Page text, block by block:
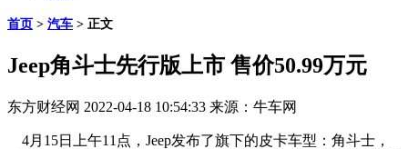
首页 > 汽车 > 正文
Jeep角斗士先行版上市 售价50.99万元
东方财经网 2022-04-18 10:54:33 来源：牛车网
4月15日上午11点，Jeep发布了旗下的皮卡车型：角斗士，